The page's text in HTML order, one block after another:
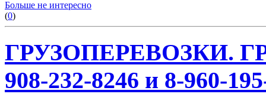
Больше не интересно
(0)
ГРУЗОПЕРЕВОЗКИ.
908-232-8246 и 8-960-